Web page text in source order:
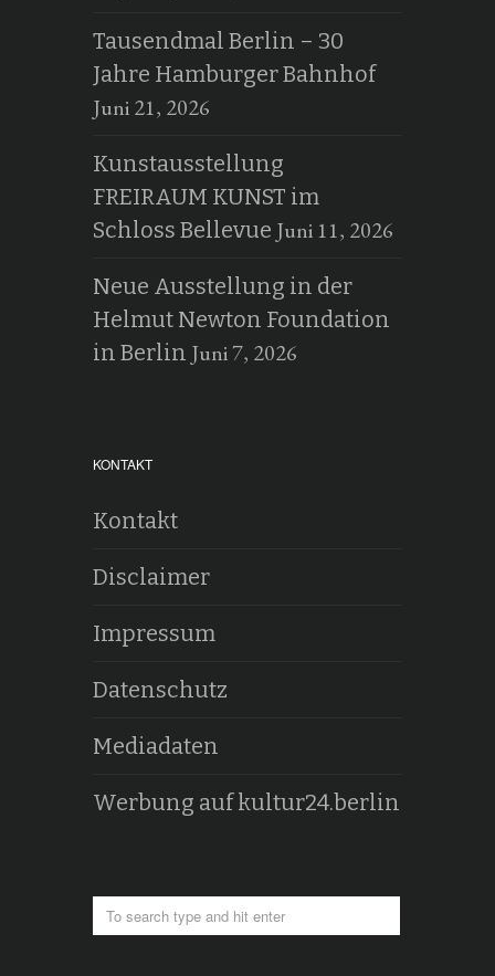
Tausendmal Berlin – 30
Jahre Hamburger Bahnhof
Juni 21, 2026
Kunstausstellung
FREIRAUM KUNST im
Schloss Bellevue Juni 11, 2026
Neue Ausstellung in der
Helmut Newton Foundation
in Berlin Juni 7, 2026
KONTAKT
Kontakt
Disclaimer
Impressum
Datenschutz
Mediadaten
Werbung auf kultur24.berlin